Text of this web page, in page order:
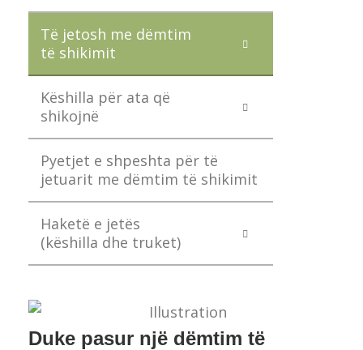
Të jetosh me dëmtim
të shikimit
Këshilla për ata që
shikojnë
Pyetjet e shpeshta për të
jetuarit me dëmtim të shikimit
Haketë e jetës
(këshilla dhe truket)
Duke pasur një dëmtim të